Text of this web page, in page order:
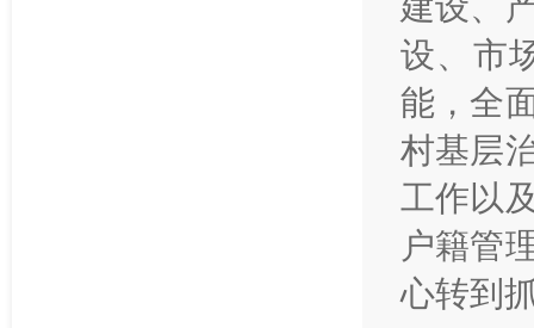
设、市
能，全
村基层
工作以
户籍管
心转到